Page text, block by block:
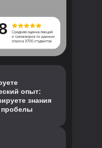
опыт:
знания
пробелы